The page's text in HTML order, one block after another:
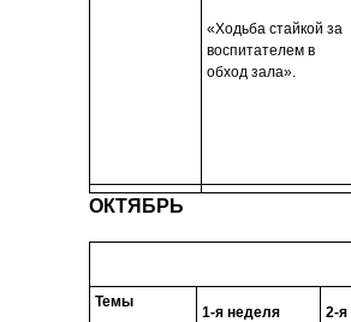
«Ходьба стайкой за
воспитателем в
обход зала».
ОКТЯБРЬ
Темы
1-я неделя 2-я